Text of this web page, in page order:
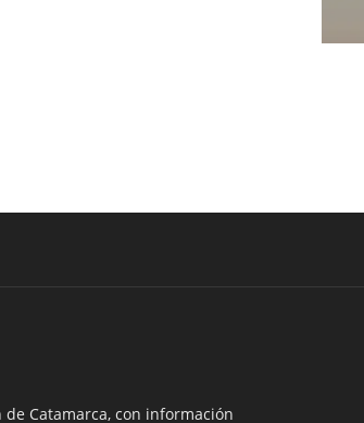
Catamarca, con información